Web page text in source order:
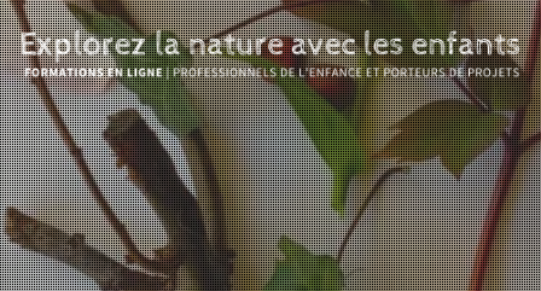
Eveil et Nature
Outils et Formations en ligne pour explorer la nature
avec les enfants